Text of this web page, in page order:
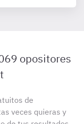
opositores
de
veces quieras y